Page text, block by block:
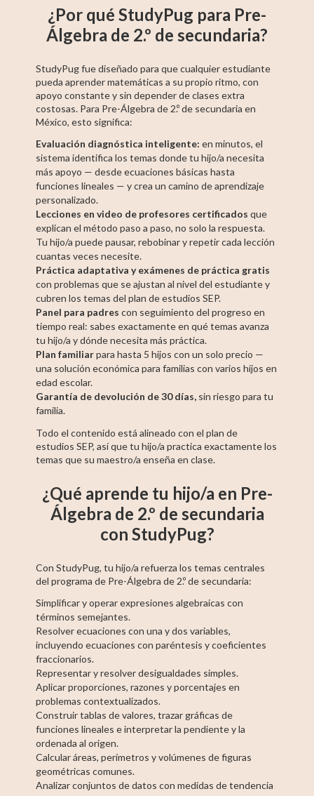
¿Por qué StudyPug para Pre-
Álgebra de 2.º de secundaria?
StudyPug fue diseñado para que cualquier estudiante
pueda aprender matemáticas a su propio ritmo, con
apoyo constante y sin depender de clases extra
costosas. Para Pre-Álgebra de 2.º de secundaria en
México, esto significa:
Evaluación diagnóstica inteligente: en minutos, el
sistema identifica los temas donde tu hijo/a necesita
más apoyo — desde ecuaciones básicas hasta
funciones lineales — y crea un camino de aprendizaje
personalizado.
Lecciones en video de profesores certificados que
explican el método paso a paso, no solo la respuesta.
Tu hijo/a puede pausar, rebobinar y repetir cada lección
cuantas veces necesite.
Práctica adaptativa y exámenes de práctica gratis
con problemas que se ajustan al nivel del estudiante y
cubren los temas del plan de estudios SEP.
Panel para padres con seguimiento del progreso en
tiempo real: sabes exactamente en qué temas avanza
tu hijo/a y dónde necesita más práctica.
Plan familiarpara hasta 5 hijos con un solo precio —
una solución económica para familias con varios hijos en
edad escolar.
Garantía de devolución de 30 días, sin riesgo para tu
familia.
Todo el contenido está alineado con el plan de
estudios SEP, así que tu hijo/a practica exactamente los
temas que su maestro/a enseña en clase.
¿Qué aprende tu hijo/a en Pre-
Álgebra de 2.º de secundaria
con StudyPug?
Con StudyPug, tu hijo/a refuerza los temas centrales
del programa de Pre-Álgebra de 2.º de secundaria:
Simplificar y operar expresiones algebraicas con
términos semejantes.
Resolver ecuaciones con una y dos variables,
incluyendo ecuaciones con paréntesis y coeficientes
fraccionarios.
Representar y resolver desigualdades simples.
Aplicar proporciones, razones y porcentajes en
problemas contextualizados.
Construir tablas de valores, trazar gráficas de
funciones lineales e interpretar la pendiente y la
ordenada al origen.
Calcular áreas, perímetros y volúmenes de figuras
geométricas comunes.
Analizar conjuntos de datos con medidas de tendencia